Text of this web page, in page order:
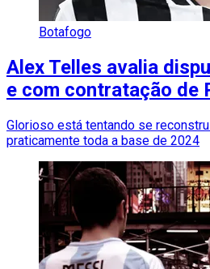
Botafogo
Alex Telles avalia
e com contratação de
Glorioso está tentando se
praticamente toda a base de 2024